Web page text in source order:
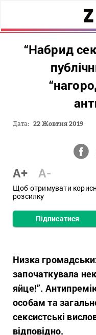
“Набрид
Дата: 22 Жовтня 2019
A+ A-
Щоб отримувати
розсилку
Підписатися
Низка
започаткувала
яйце!”.
особам та
сексистські
відповідно.